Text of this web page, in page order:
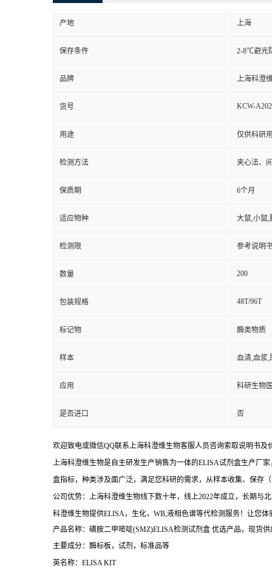
产地 上海
保存条件 2-8℃避光
品牌 上海科澄
货号 KCW-
用途 仅供科研
检测方法 夹心法、
保质期 6个月
适应物种 大鼠,小鼠,
检测限 参考说明
数量 200
包装规格 48T/96T
标记物 酶类物质
样本 血清,血浆,
应用 科研生物
是否进口 否
欢迎致电或微信QQ联系上海科澄维生物客服人员咨询索取说明书及
上海科澄维生物是自主研发生产销售为一体的ELISA试剂盒生产厂
盒指标，种类涉及面广泛，满足您科研的需求，从样本收集、保存
公司优势：上海科澄维生物线下数十年，线上2022年成立，长期与
科澄维生物提供ELISA，生化，WB,液相色谱等代检测服务！让您体
产品名称：磺胺二甲嘧啶(SMZ)ELISA检测试剂盒 优选产品，现货供
主要成分：酶标板，试剂，标准品等
英名称：ELISA KIT